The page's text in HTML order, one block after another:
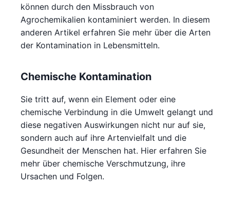
können durch den Missbrauch von
Agrochemikalien kontaminiert werden. In diesem
anderen Artikel erfahren Sie mehr über die Arten
der Kontamination in Lebensmitteln.
Chemische Kontamination
Sie tritt auf, wenn ein Element oder eine
chemische Verbindung in die Umwelt gelangt und
diese negativen Auswirkungen nicht nur auf sie,
sondern auch auf ihre Artenvielfalt und die
Gesundheit der Menschen hat. Hier erfahren Sie
mehr über chemische Verschmutzung, ihre
Ursachen und Folgen.